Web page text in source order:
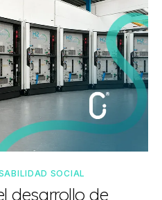
SOCIAL
desarrollo de